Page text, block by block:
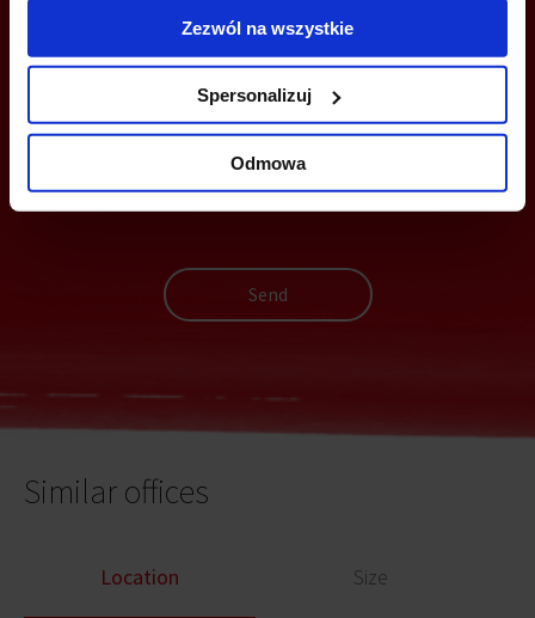
Zezwól na wszystkie
Spersonalizuj
Odmowa
YOU CAN LEAVE YOUR PHONE NUMBER AND WE WILL CONTACT
YOU
Send
Similar offices
Location Size